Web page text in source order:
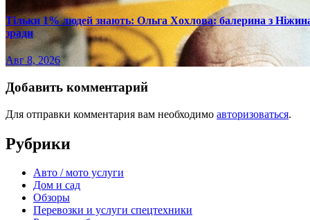
Тільки 1% людей знають: Ольга Хохлова: балерина з
зради
Авг 8, 2026
Добавить комментарий
Для отправки комментария вам необходимо авторизоваться.
Рубрики
Авто / мото услуги
Дом и сад
Обзоры
Перевозки и услуги спецтехники